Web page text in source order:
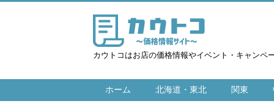
カウトコはお店の価格情報やイベント・キャンペ
ホーム 北海道・東北 関東